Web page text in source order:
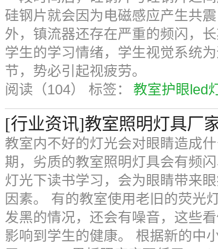
硅钢片就会因为电磁感应产生共
外，镇流器还存在严重的频闪，
学生的学习情绪，学生视觉系统
节，势必引起视疲劳。
阅读（104） 标签： 教室护眼led
[行业资讯]教室照明灯具厂
教室内不好的灯光会对眼睛造成
期，劣质的教室照明灯具会有频
灯光下读书学习，会为眼睛带来
因素。 有的教室使用老旧的荧光
发黑的情况，还会有噪音，这些
影响到学生的健康。 根据新的中